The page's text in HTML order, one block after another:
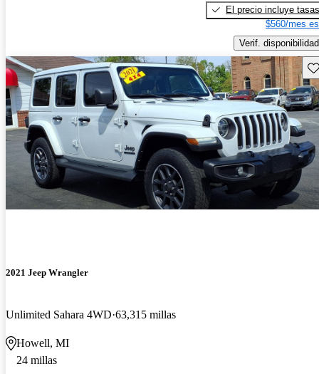
El precio incluye tasas
$560/mes
Verif. disponibilidad
2021 Jeep Wrangler
Unlimited Sahara 4WD 63,315 millas
Howell, MI
24 millas